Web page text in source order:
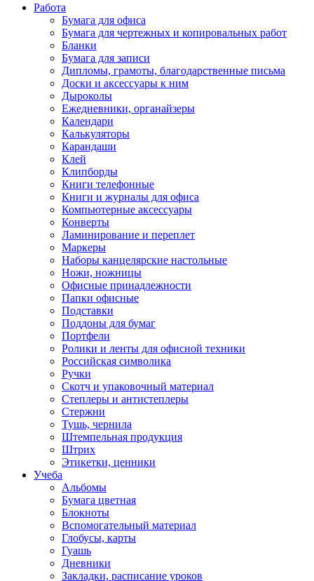
Работа
Бумага для офиса
Бумага для чертежных и копировальных работ
Бланки
Бумага для записи
Дипломы, грамоты, благодарственные письма
Доски и аксессуары к ним
Дыроколы
Ежедневники, органайзеры
Календари
Калькуляторы
Карандаши
Клей
Клипборды
Книги телефонные
Книги и журналы для офиса
Компьютерные аксессуары
Конверты
Ламинирование и переплет
Маркеры
Наборы канцелярские настольные
Ножи, ножницы
Офисные принадлежности
Папки офисные
Подставки
Поддоны для бумаг
Портфели
Ролики и ленты для офисной техники
Российская символика
Ручки
Скотч и упаковочный материал
Степлеры и антистеплеры
Стержни
Тушь, чернила
Штемпельная продукция
Штрих
Этикетки, ценники
Учеба
Альбомы
Бумага цветная
Блокноты
Вспомогательный материал
Глобусы, карты
Гуашь
Дневники
Закладки, расписание уроков